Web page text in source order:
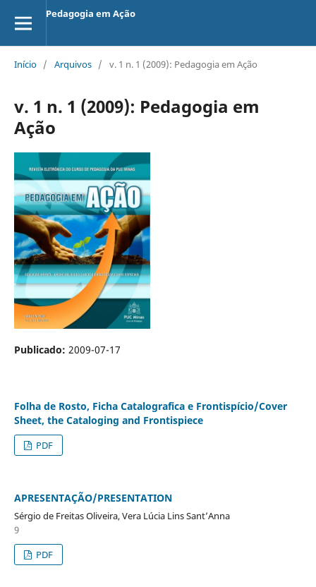
Pedagogia em Ação
Início / Arquivos / v. 1 n. 1 (2009): Pedagogia em Ação
v. 1 n. 1 (2009): Pedagogia em
Ação
Publicado: 2009-07-17
Folha de Rosto, Ficha Catalografica e Frontispício/Cover
Sheet, the Cataloging and Frontispiece
PDF
APRESENTAÇÃO/PRESENTATION
Sérgio de Freitas Oliveira, Vera Lúcia Lins Sant’Anna
9
PDF